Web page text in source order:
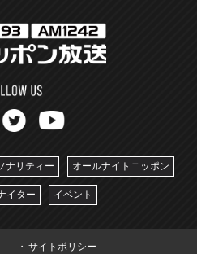
ナリティー オールナイトニッポン
イター イベント
サイトポリシー